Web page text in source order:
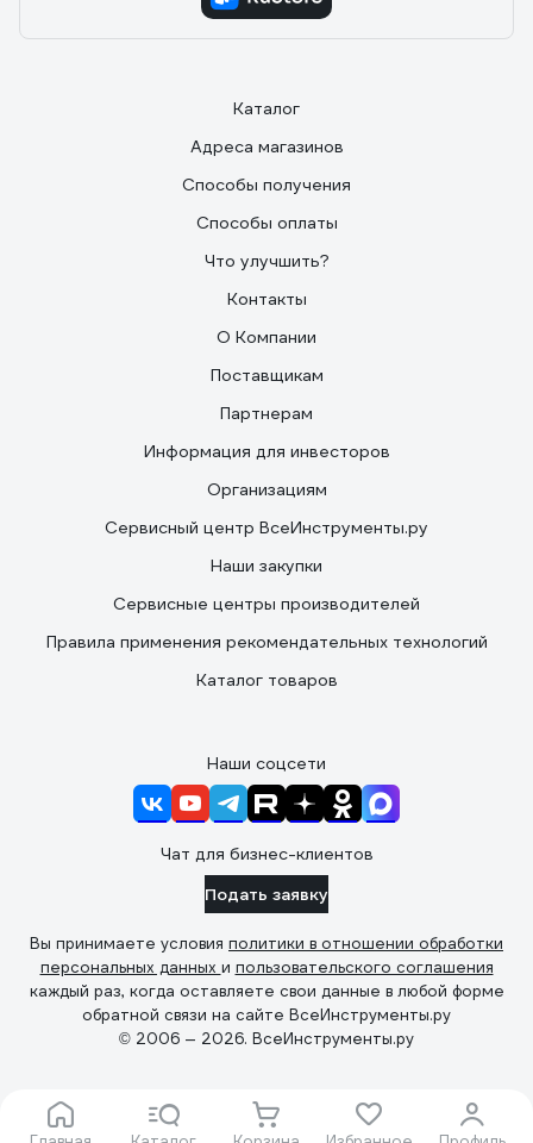
Каталог
Адреса магазинов
Способы получения
Способы оплаты
Что улучшить?
Контакты
О Компании
Поставщикам
Партнерам
Информация для инвесторов
Организациям
Сервисный центр ВсеИнструменты.ру
Наши закупки
Сервисные центры производителей
Правила применения рекомендательных технологий
Каталог товаров
Наши соцсети
Чат для бизнес-клиентов
Подать заявку
Вы принимаете условия политики в отношении обработки
персональных данных и пользовательского соглашения
каждый раз, когда оставляете свои данные в любой форме
обратной связи на сайте ВсеИнструменты.ру
© 2006 — 2026. ВсеИнструменты.ру